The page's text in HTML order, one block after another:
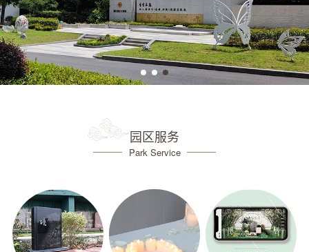
园区服务
Park Service